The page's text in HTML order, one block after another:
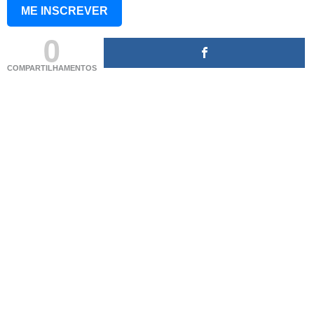
ME INSCREVER
0
COMPARTILHAMENTOS